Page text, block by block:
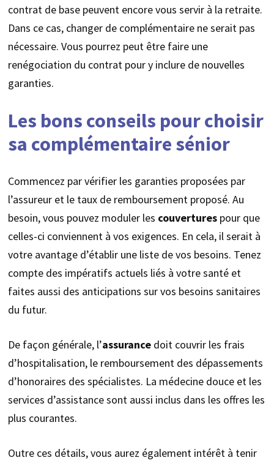
contrat de base peuvent encore vous servir à la retraite.
Dans ce cas, changer de complémentaire ne serait pas
nécessaire. Vous pourrez peut être faire une
renégociation du contrat pour y inclure de nouvelles
garanties.
Les bons conseils pour choisir
sa complémentaire sénior
Commencez par vérifier les garanties proposées par
l’assureur et le taux de remboursement proposé. Au
besoin, vous pouvez moduler les couvertures pour que
celles-ci conviennent à vos exigences. En cela, il serait à
votre avantage d’établir une liste de vos besoins. Tenez
compte des impératifs actuels liés à votre santé et
faites aussi des anticipations sur vos besoins sanitaires
du futur.
De façon générale, l’assurancedoit couvrir les frais
d’hospitalisation, le remboursement des dépassements
d’honoraires des spécialistes. La médecine douce et les
services d’assistance sont aussi inclus dans les offres les
plus courantes.
Outre ces détails, vous aurez également intérêt à tenir